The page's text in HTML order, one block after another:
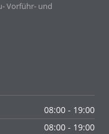
Vorführ- und
08:00 - 19:00
08:00 - 19:00